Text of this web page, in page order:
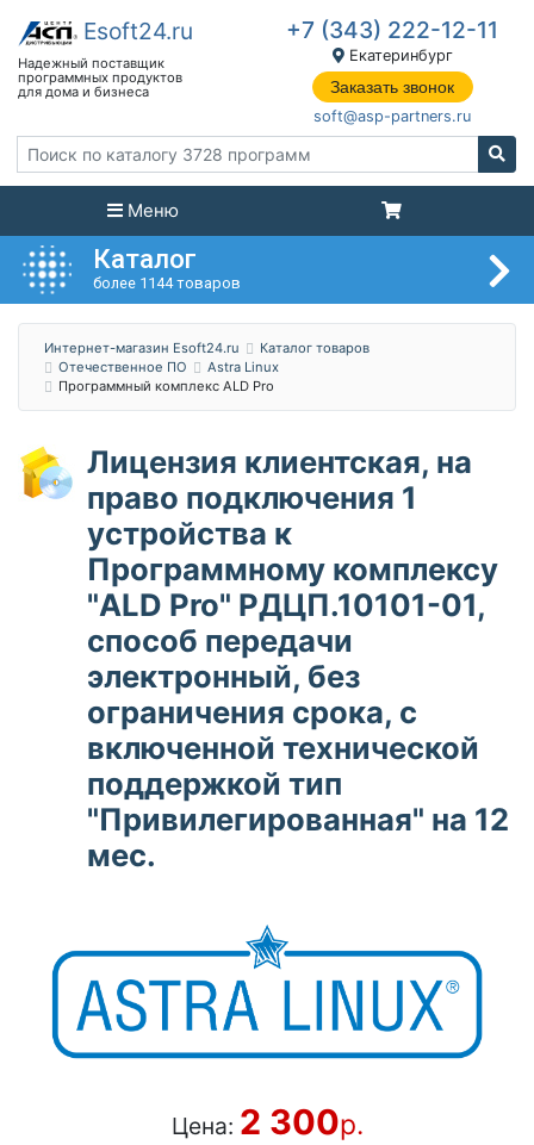
+7 (343) 222-12-11
Екатеринбург
Заказать звонок
soft@asp-partners.ru
Меню
Каталог
более 1144 товаров
Интернет-магазин Esoft24.ru
Каталог товаров
Отечественное ПО
Astra Linux
Программный комплекс ALD Pro
Лицензия клиентская, на
право подключения 1
устройства к
Программному комплексу
"ALD Pro" РДЦП.10101-01,
способ передачи
электронный, без
ограничения срока, с
включенной технической
поддержкой тип
"Привилегированная" на 12
мес.
Цена: 2 300р.